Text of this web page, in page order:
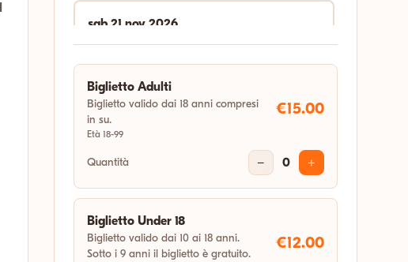
sab 21 nov 2026
18:00
sab 19 dic 2026
18:00
gio 31 dic 2026
04:11
Biglietto Adulti
Biglietto valido dai 18 anni compresi
in su.
Età 18-99
€15.00
Quantità − 0 +
Biglietto Under 18
Biglietto valido dai 10 ai 18 anni.
Sotto i 9 anni il biglietto è gratuito.
€12.00